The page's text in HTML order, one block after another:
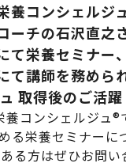
養コンシェルジ
ーチの石沢直之
て栄養セミナー
て講師を務めら
取得後のご活躍
養コンシェルジュ®
る栄養セミナーに
る方はぜひお問い